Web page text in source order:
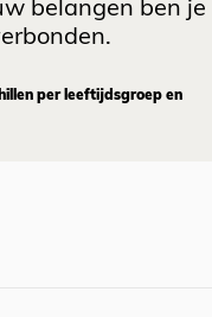
belangen ben je
per leeftijdsgroep en